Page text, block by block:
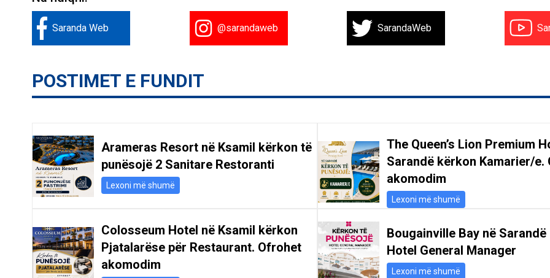
Saranda Web @sarandaweb SarandaWeb
POSTIMET E FUNDIT
Arameras Resort në Ksamil kërkon të
punësojë 2 Sanitare Restoranti
Lexoni më shumë
The Queen’s Lion Premium
Sarandë kërkon Kamarier/e.
akomodim
Lexoni më shumë
Colosseum Hotel në Ksamil kërkon
Pjatalarëse për Restaurant. Ofrohet
akomodim
Bougainville Bay në
Hotel General Manager
Lexoni më shumë